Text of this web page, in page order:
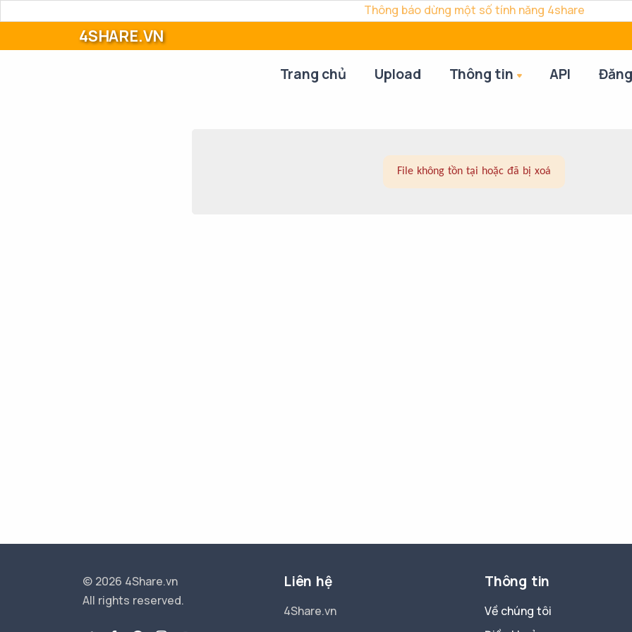
Thông báo dừng một số tính năng 4share
4SHARE.VN
Trang chủ Upload Thông tin API
File không tồn tại hoặc đã bị xoá
© 2026 4Share.vn
All rights reserved.
Liên hệ
4Share.vn
Thông tin
Về chúng tôi